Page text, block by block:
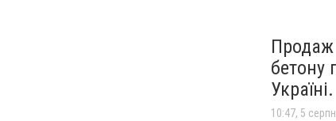
Продаж
бетону
Україні.
10:47, 5